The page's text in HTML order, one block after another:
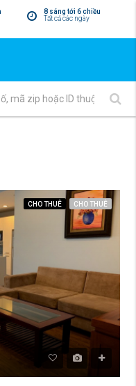
8 sáng tới 6 chiều
Tất cả các ngày
CHO THUÊ CHO THUÊ